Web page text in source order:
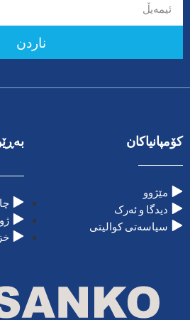
ناردن
کۆمپانیاکان
مێژوو
دیدگا و ئەرک
سیاسەتی کوالیتی